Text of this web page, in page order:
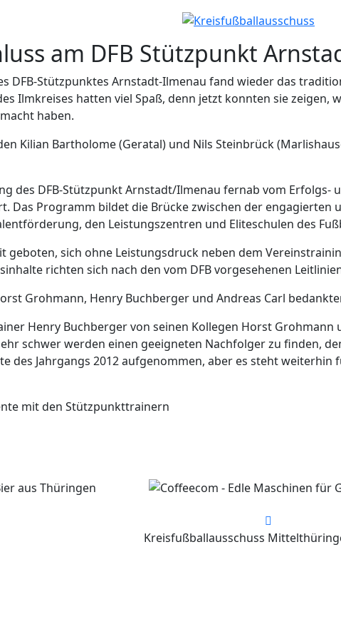
am DFB Stützpunkt
DFB-Stützpunktes Arnstadt-Ilmenau fand wieder das
Ilmkreises hatten viel Spaß, denn jetzt konnten sie zeigen,
haben.
Kilian Bartholome (Geratal) und Nils Steinbrück
des DFB-Stützpunkt Arnstadt/Ilmenau fernab vom Erfolgs-
Das Programm bildet die Brücke zwischen der engagierten
den Leistungszentren und Eliteschulen des
geboten, sich ohne Leistungsdruck neben dem
richten sich nach den vom DFB vorgesehenen
Grohmann, Henry Buchberger und Andreas Carl
Henry Buchberger von seinen Kollegen Horst
schwer werden einen geeigneten Nachfolger zu finden,
des Jahrgangs 2012 aufgenommen, aber es steht weiterhin
mit den Stützpunkttrainern
Kreisfußballausschuss